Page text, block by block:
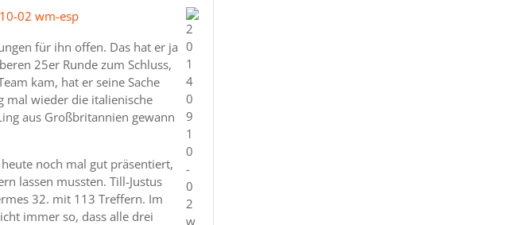
für ihn offen. Das hat er ja
25er Runde zum Schluss,
kam, hat er seine Sache
mal wieder die italienische
aus Großbritannien gewann
noch mal gut präsentiert,
lassen mussten. Till-Justus
32. mit 113 Treffern. Im
immer so, dass alle drei